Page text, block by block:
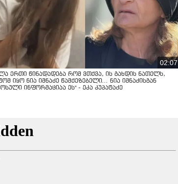
02:07
ერთი წინადადება რომ ვთქვა, ის გახდის ნათელს,
იყო ნია იმნაძე წამქეზებელი... ნია იმნაძისგან
ინფორმაციაა ეს" - ეკა კუპატაძე